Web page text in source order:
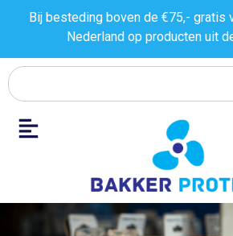
Bij besteding boven de €75,- gratis
Nederland op producten uit